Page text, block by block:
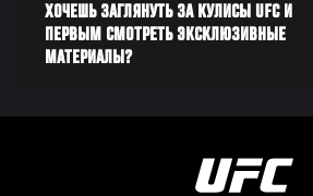
ХОЧЕШЬ ЗАГЛЯНУТЬ ЗА КУЛИСЫ UFC И
ПЕРВЫМ СМОТРЕТЬ ЭКСКЛЮЗИВНЫЕ
МАТЕРИАЛЫ?